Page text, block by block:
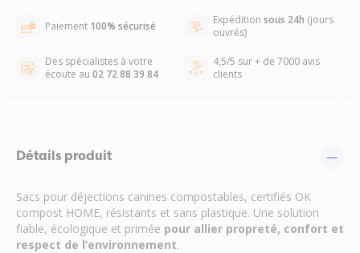
Paiement 100% sécurisé Expédition sous 24h (jours
ouvrés)
Des spécialistes à votre
écoute au 02 72 88 39 84
4,5/5 sur + de 7000 avis
clients
Détails produit
Sacs pour déjections canines compostables, certifiés OK
compost HOME, résistants et sans plastique. Une solution
fiable, écologique et primée pour allier propreté, confort et
respect de l’environnement.